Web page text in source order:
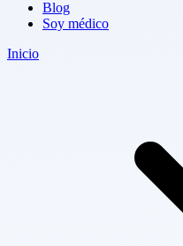
Blog
Soy médico
Inicio